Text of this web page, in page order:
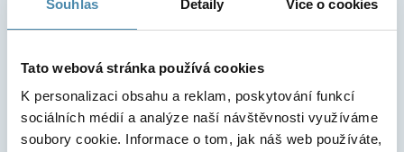
Souhlas Detaily Více o cookies
Tato webová stránka používá cookies
K personalizaci obsahu a reklam, poskytování funkcí
sociálních médií a analýze naší návštěvnosti využíváme
soubory cookie. Informace o tom, jak náš web používáte,